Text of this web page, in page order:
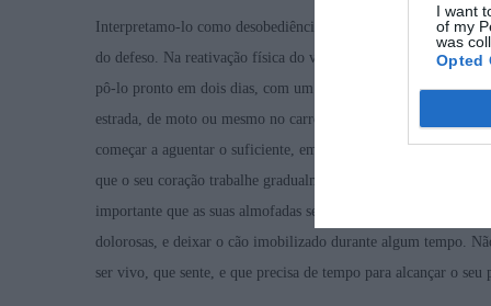
I want
of my
was
Opted
Interpretamo-lo como desobediência, quando na realidade é
do defeso. Na reativação física do vosso cão, devem ir com
pô-lo pronto em dois dias, com um alto ritmo e sem umas
estrada, de moto ou mesmo no carro, e o cão a correr
começar a aguentar o suficiente, em apenas duas ou três
que o seu coração trabalhe gradualmente para depois
importante que as suas almofadas se fortaleçam porque, caso
dolorosas, e deixar o cão imobilizado durante algum tempo.
ser vivo, que sente, e que precisa de tempo para alcançar o seu